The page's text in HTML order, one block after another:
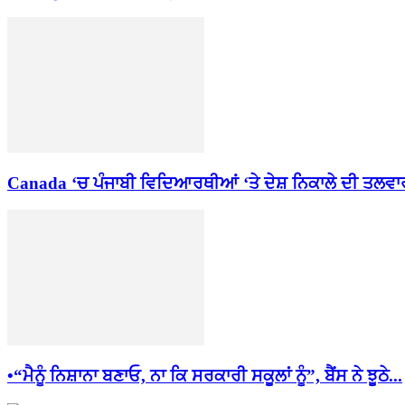
Canada ‘ਚ ਪੰਜਾਬੀ ਵਿਦਿਆਰਥੀਆਂ ‘ਤੇ ਦੇਸ਼ ਨਿਕਾਲੇ ਦੀ
•“ਮੈਨੂੰ ਨਿਸ਼ਾਨਾ ਬਣਾਓ, ਨਾ ਕਿ ਸਰਕਾਰੀ ਸਕੂਲਾਂ ਨੂੰ”, ਬੈਂਸ ਨੇ ਝੂਠੇ...